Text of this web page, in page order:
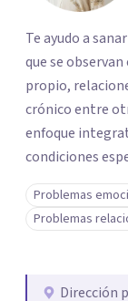
Te ayudo a
que se
propio,
crónico entre
enfoque
condiciones
Problemas
Problemas
Dirección